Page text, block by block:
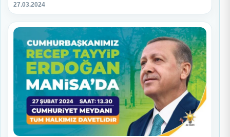
27.03.2024